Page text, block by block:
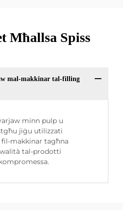
Mħallsa Spiss
mal-makkinar tal-filling
minn pulp u
jiġu utilizzati
makkinar tagħna
tal-prodotti